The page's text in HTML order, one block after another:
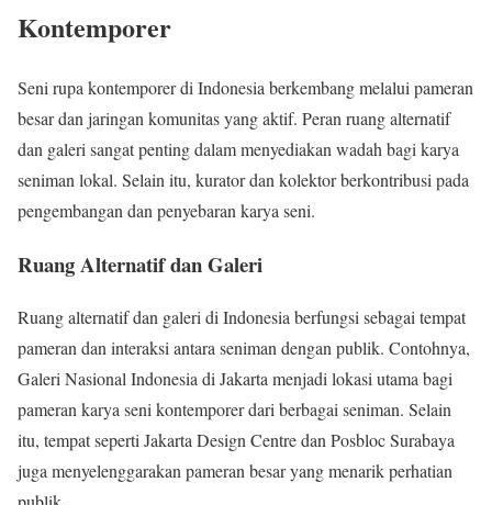
Kontemporer
Seni rupa kontemporer di Indonesia berkembang melalui pameran
besar dan jaringan komunitas yang aktif. Peran ruang alternatif
dan galeri sangat penting dalam menyediakan wadah bagi karya
seniman lokal. Selain itu, kurator dan kolektor berkontribusi pada
pengembangan dan penyebaran karya seni.
Ruang Alternatif dan Galeri
Ruang alternatif dan galeri di Indonesia berfungsi sebagai tempat
pameran dan interaksi antara seniman dengan publik. Contohnya,
Galeri Nasional Indonesia di Jakarta menjadi lokasi utama bagi
pameran karya seni kontemporer dari berbagai seniman. Selain
itu, tempat seperti Jakarta Design Centre dan Posbloc Surabaya
juga menyelenggarakan pameran besar yang menarik perhatian